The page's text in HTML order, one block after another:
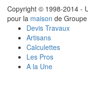
Copyright © 1998-2014 -
pour la maison de
Devis Travaux
Artisans
Calculettes
Les Pros
A la Une